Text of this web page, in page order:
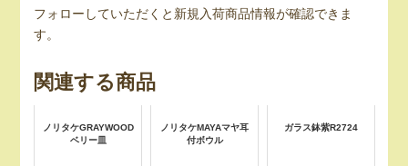
フォローしていただくと新規入荷商品情報が確認できま
す。
関連する商品
ノリタケGRAYWOOD
ベリー皿
ノリタケMAYAマヤ耳
付ボウル
ガラス鉢紫R2724